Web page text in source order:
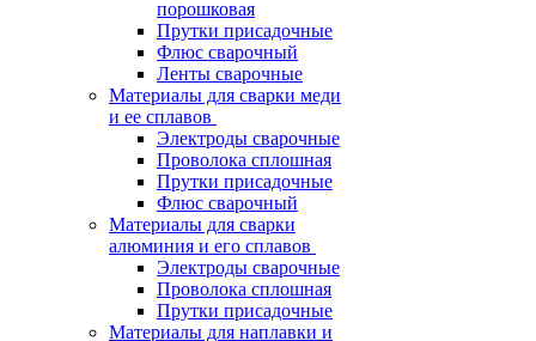
порошковая
Прутки присадочные
Флюс сварочный
Ленты сварочные
Материалы для сварки меди
и ее сплавов
Электроды сварочные
Проволока сплошная
Прутки присадочные
Флюс сварочный
Материалы для сварки
алюминия и его сплавов
Электроды сварочные
Проволока сплошная
Прутки присадочные
Материалы для наплавки и